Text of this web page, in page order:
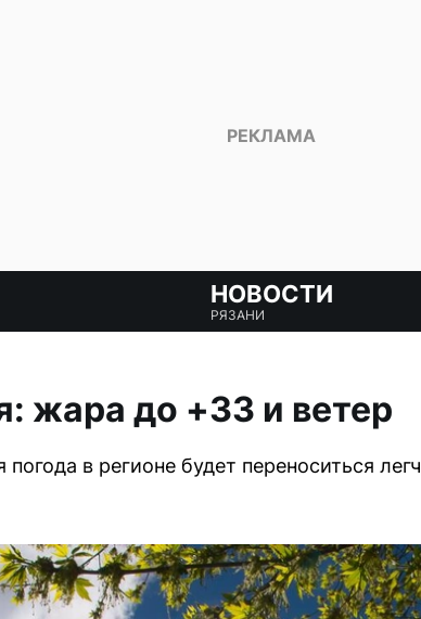
НОВОСТИ
РЯЗАНИ
жара до +33 и ветер
в регионе будет переноситься